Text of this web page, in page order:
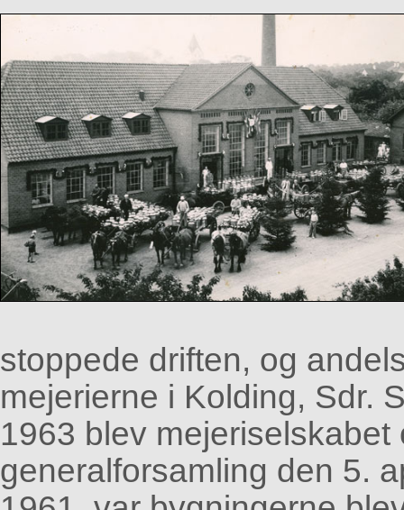
stoppede driften, og
mejerierne i Kolding, Sdr.
1963 blev
generalforsamling den 5.